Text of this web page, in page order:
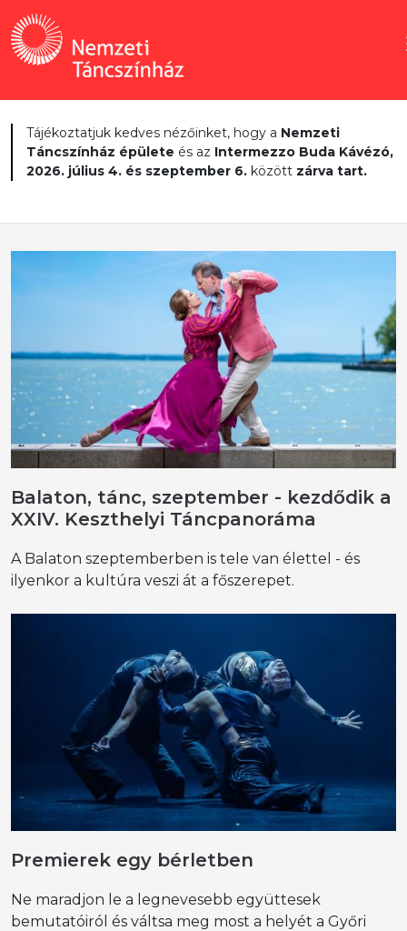
Tájékoztatjuk kedves nézőinket, hogy a Nemzeti
Táncszínház épülete és az Intermezzo Buda Kávézó,
2026. július 4. és szeptember 6. között zárva tart.
Balaton, tánc, szeptember - kezdődik a
XXIV. Keszthelyi Táncpanoráma
A Balaton szeptemberben is tele van élettel - és
ilyenkor a kultúra veszi át a főszerepet.
Premierek egy bérletben
Ne maradjon le a legnevesebb együttesek
bemutatóiról és váltsa meg most a helyét a Győri